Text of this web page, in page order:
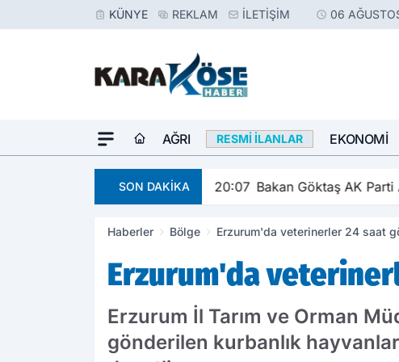
KÜNYE REKLAM İLETIŞIM 06
AĞRI RESMI İLANLAR EKONOMI
SON DAKİKA 20:07 Bakan Göktaş AK Parti
Haberler Bölge Erzurum'da veterinerler 24 saat
Erzurum'da
Erzurum İl Tarım ve Orman
gönderilen kurbanlık